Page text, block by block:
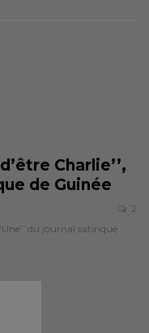
Charlie’’,
de Guinée
2
du journal satirique